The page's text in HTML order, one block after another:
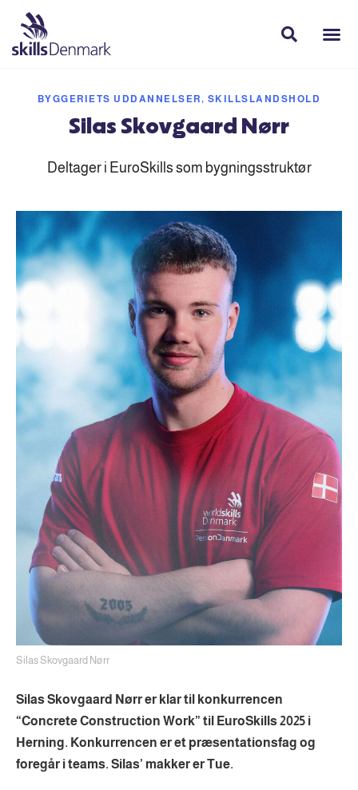
BYGGERIETS UDDANNELSER, SKILLSLANDSHOLD
Silas Skovgaard Nørr
Deltager i EuroSkills som bygningsstruktør
Silas Skovgaard Nørr
Silas Skovgaard Nørr er klar til konkurrencen
“Concrete Construction Work” til EuroSkills 2025 i
Herning. Konkurrencen er et præsentationsfag og
foregår i teams. Silas’ makker er Tue.